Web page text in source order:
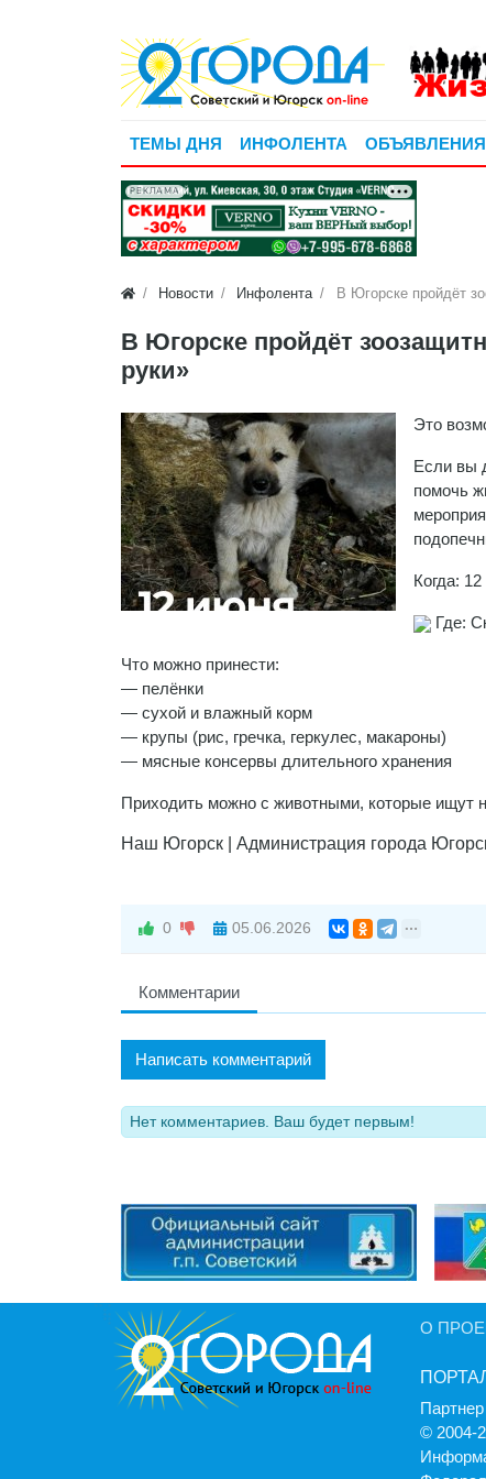
ТЕМЫ ДНЯ ИНФОЛЕНТА ОБЪЯВЛЕНИЯ
РЕКЛАМА
Новости Инфолента В Югорске пройдёт
В Югорске пройдёт
руки»
Это
Если вы
помочь
Когда:
Где:
Что можно принести:
— пелёнки
— сухой и влажный корм
— крупы (рис, гречка, геркулес, макароны)
— мясные консервы длительного хранения
Приходить можно с животными, которые ищут
Наш Югорск | Администрация города
0 05.06.2026
Комментарии
Написать комментарий
Нет комментариев. Ваш будет первым!
О
© 2004-